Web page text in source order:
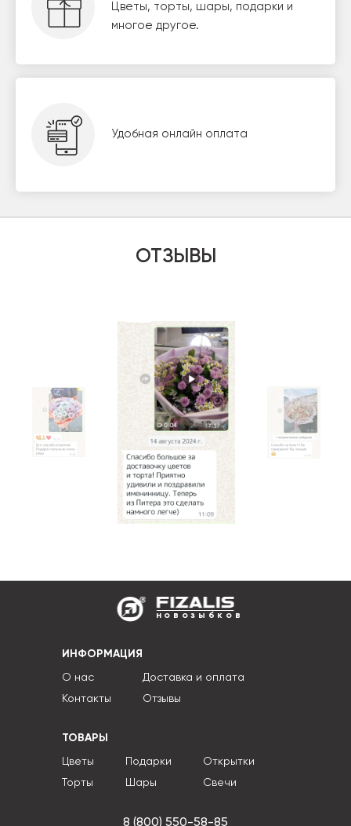
Цветы, торты, шары, подарки и
многое другое.
Удобная онлайн оплата
ОТЗЫВЫ
новозыбков
ИНФОРМАЦИЯ
О нас
Контакты
Доставка и оплата
Отзывы
ТОВАРЫ
Цветы
Торты
Подарки
Шары
Открытки
Свечи
8 (800) 550-58-85